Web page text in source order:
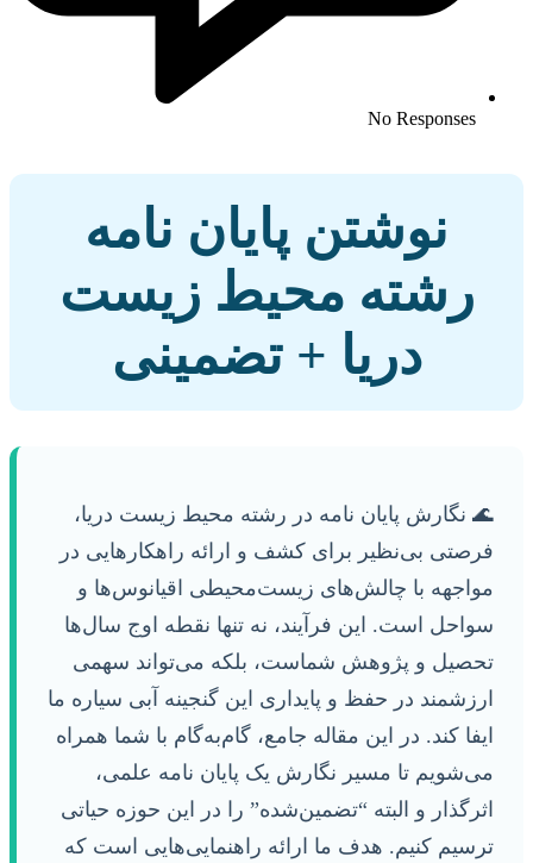
No Responses
نوشتن پایان نامه
رشته محیط زیست
دریا + تضمینی
🌊 نگارش پایان نامه در رشته محیط زیست دریا،
فرصتی بی‌نظیر برای کشف و ارائه راهکارهایی در
مواجهه با چالش‌های زیست‌محیطی اقیانوس‌ها و
سواحل است. این فرآیند، نه تنها نقطه اوج سال‌ها
تحصیل و پژوهش شماست، بلکه می‌تواند سهمی
ارزشمند در حفظ و پایداری این گنجینه آبی سیاره ما
ایفا کند. در این مقاله جامع، گام‌به‌گام با شما همراه
می‌شویم تا مسیر نگارش یک پایان نامه علمی،
اثرگذار و البته “تضمین‌شده” را در این حوزه حیاتی
ترسیم کنیم. هدف ما ارائه راهنمایی‌هایی است که